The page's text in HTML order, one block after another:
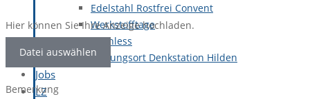
Edelstahl Rostfrei Convent
Werkstofftage
Stainless
Veranstaltungsort Denkstation Hilden
Jobs
LZ
Hier können Sie Ihre Anzeige hochladen.
Datei auswählen
Bemerkung